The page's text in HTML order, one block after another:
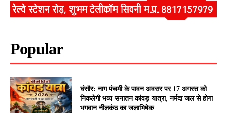
Popular
घंसौर: नाग पंचमी के पावन अवसर पर 17 अगस्त को
निकलेगी भव्य सनातन कांवड़ यात्रा, नर्मदा जल से होगा
भगवान नीलकंठ का जलाभिषेक